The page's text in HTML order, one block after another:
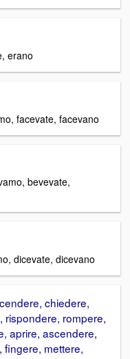
erano
facevate, facevano
bevevate,
dicevate, dicevano
chiedere,
rispondere, rompere,
aprire, ascendere,
fingere, mettere,